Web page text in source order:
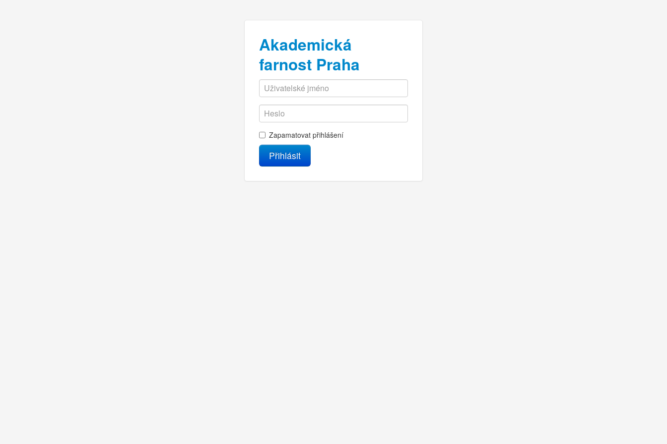
Akademická
farnost Praha
Zapamatovat přihlášení
Přihlásit